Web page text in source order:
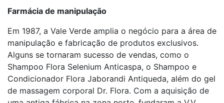
Farmácia de manipulação
Em 1987, a Vale Verde amplia o negócio para a área de
manipulação e fabricação de produtos exclusivos.
Alguns se tornaram sucesso de vendas, como o
Shampoo Flora Selenium Anticaspa, o Shampoo e
Condicionador Flora Jaborandi Antiqueda, além do gel
de massagem corporal Dr. Flora. Com a aquisição de